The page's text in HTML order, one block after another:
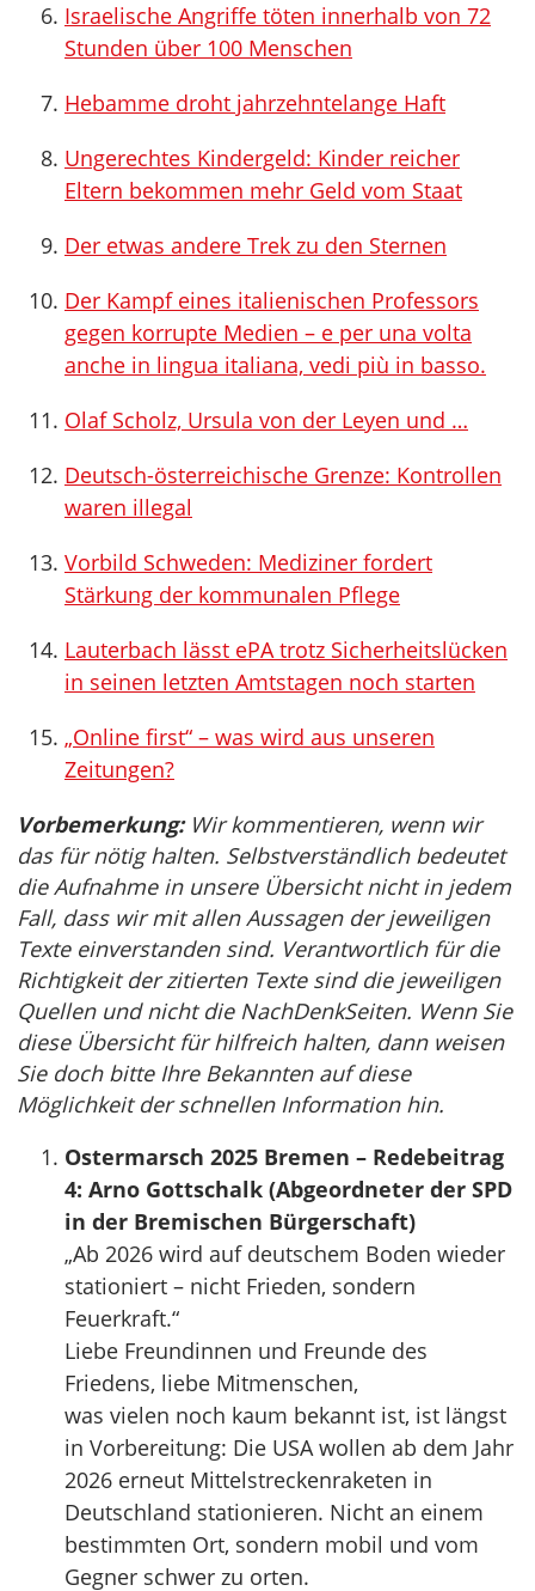
Israelische Angriffe töten innerhalb von 72
Stunden über 100 Menschen
Hebamme droht jahrzehntelange Haft
Ungerechtes Kindergeld: Kinder reicher
Eltern bekommen mehr Geld vom Staat
Der etwas andere Trek zu den Sternen
Der Kampf eines italienischen Professors
gegen korrupte Medien – e per una volta
anche in lingua italiana, vedi più in basso.
Olaf Scholz, Ursula von der Leyen und …
Deutsch-österreichische Grenze: Kontrollen
waren illegal
Vorbild Schweden: Mediziner fordert
Stärkung der kommunalen Pflege
Lauterbach lässt ePA trotz Sicherheitslücken
in seinen letzten Amtstagen noch starten
„Online first“ – was wird aus unseren
Zeitungen?
Vorbemerkung:Wir kommentieren, wenn wir
das für nötig halten. Selbstverständlich bedeutet
die Aufnahme in unsere Übersicht nicht in jedem
Fall, dass wir mit allen Aussagen der jeweiligen
Texte einverstanden sind. Verantwortlich für die
Richtigkeit der zitierten Texte sind die jeweiligen
Quellen und nicht die NachDenkSeiten. Wenn Sie
diese Übersicht für hilfreich halten, dann weisen
Sie doch bitte Ihre Bekannten auf diese
Möglichkeit der schnellen Information hin.
Ostermarsch 2025 Bremen – Redebeitrag
4: Arno Gottschalk (Abgeordneter der SPD
in der Bremischen Bürgerschaft)
„Ab 2026 wird auf deutschem Boden wieder
stationiert – nicht Frieden, sondern
Feuerkraft.“
Liebe Freundinnen und Freunde des
Friedens, liebe Mitmenschen,
was vielen noch kaum bekannt ist, ist längst
in Vorbereitung: Die USA wollen ab dem Jahr
2026 erneut Mittelstreckenraketen in
Deutschland stationieren. Nicht an einem
bestimmten Ort, sondern mobil und vom
Gegner schwer zu orten.